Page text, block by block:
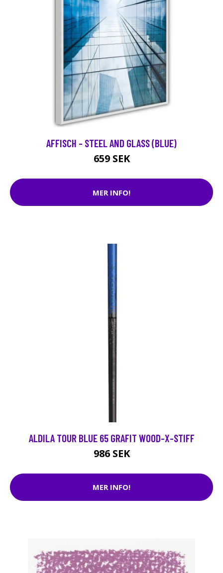
AFFISCH - STEEL AND GLASS (BLUE)
659 SEK
MER INFO!
ALDILA TOUR BLUE 65 GRAFIT WOOD-X-STIFF
986 SEK
MER INFO!